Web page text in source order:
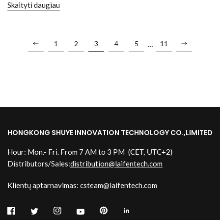
Skaityti daugiau
1 2 3 4 5 ... 11
HONGKONG SHUYE INNOVATION TECHNOLOGY CO.,LIMITED
Hour: Mon.- Fri. From 7 AM to 3 PM (CET, UTC+2)
Distributors/Sales:distribution@laifentech.com
Klientų aptarnavimas: csteam@laifentech.com